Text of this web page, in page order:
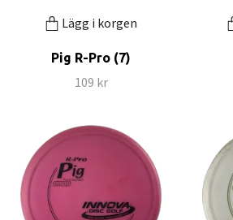
Lägg i korgen
Pig R-Pro (7)
109 kr